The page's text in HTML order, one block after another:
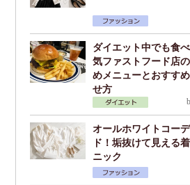
ダイエット中でも食
気ファストフード店
めメニューとおすす
せ方
オールホワイトコー
ド！垢抜けて見える
ニック